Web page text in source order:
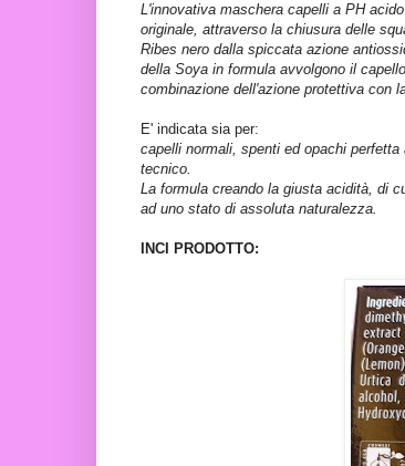
L'innovativa maschera capelli a PH
originale, attraverso la chiusura delle
Ribes nero dalla spiccata azione
della Soya in formula avvolgono il
combinazione dell'azione protettiva con
E' indicata sia per:
capelli normali, spenti ed opachi
tecnico.
La formula creando la giusta acidità, di
ad uno stato di assoluta naturalezza.
INCI PRODOTTO: